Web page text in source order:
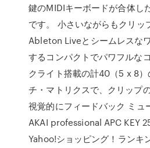
鍵のMIDIキーボードが合体し
です。 小さいながらもクリ
Ableton Liveとシームレスな
するコンパクトでパワフルな
クライト搭載の計40（5 x 8
チ・マトリクスで、クリップ
視覚的にフィードバック ミュ
AKAI professional APC KEY
Yahoo!ショッピング！ランキ